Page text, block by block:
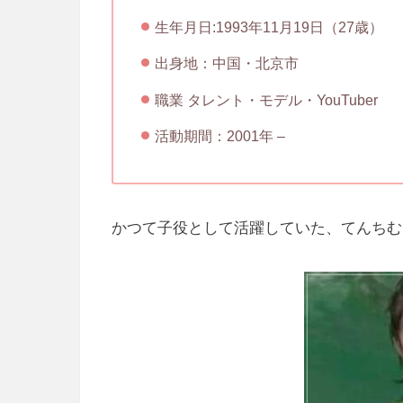
生年月日:1993年11月19日（27歳）
出身地：中国・北京市
職業 タレント・モデル・YouTuber
活動期間：2001年 –
かつて子役として活躍していた、てんち